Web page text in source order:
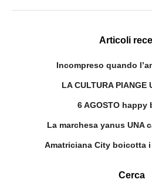
Articoli
Incompreso quando
LA CULTURA PIANGE
6 AGOSTO happy
La marchesa yanus UNA
Amatriciana City boicotta i
Cerca